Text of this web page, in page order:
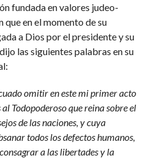
fundada en valores judeo-
que en el momento de su
a Dios por el presidente y su
las siguientes palabras en su
omitir en este mi primer acto
Todopoderoso que reina sobre el
de las naciones, y cuya
todos los defectos humanos,
a las libertades y la